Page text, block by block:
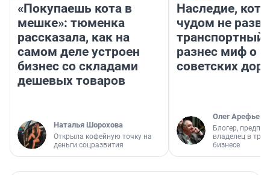
«Покупаешь кота в
мешке»: тюменка
рассказала, как на
самом деле устроен
бизнес со складами
дешевых товаров
Наталья Шорохова
Открыла кофейную точку на
деньги соцразвития
Наследие,
чудом не
транспортный
разнес миф о
советских
Олег Арефьев
Блогер,
владелец в
бизнесе